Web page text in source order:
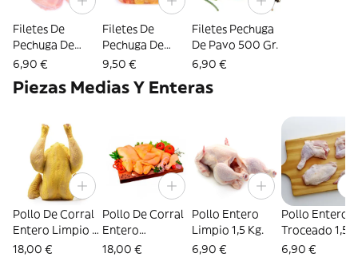
Filetes De
Pechuga De
Pollo 600 Gr.
6,90 €
Filetes De
Pechuga De
Pollo Corral
600 Gr.
9,50 €
Filetes Pechuga
De Pavo 500 Gr.
6,90 €
Piezas Medias Y Enteras
Pollo De Corral
Entero Limpio 2
Kg.
18,00 €
Pollo De Corral
Entero
Troceado 2 Kg.
18,00 €
Pollo Entero
Limpio 1,5 Kg.
6,90 €
Pollo Entero
Troceado 1,5
6,90 €